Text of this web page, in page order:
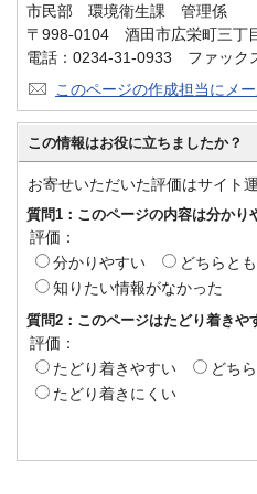
市民部 環境衛生課 管理係
〒998-0104 酒田市広栄町三丁
電話：0234-31-0933 ファック
このページの作成担当にメ
この情報はお役に立ちましたか？
お寄せいただいた評価はサイト
質問1：このページの内容は分かり
評価：
分かりやすい
どちらと
知りたい情報がなかった
質問2：このページはたどり着きや
評価：
たどり着きやすい
どち
たどり着きにくい